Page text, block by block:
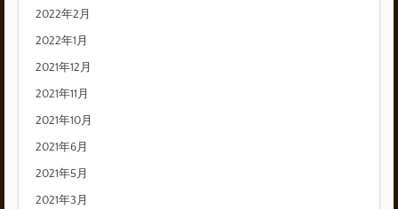
2022年2月
2022年1月
2021年12月
2021年11月
2021年10月
2021年6月
2021年5月
2021年3月